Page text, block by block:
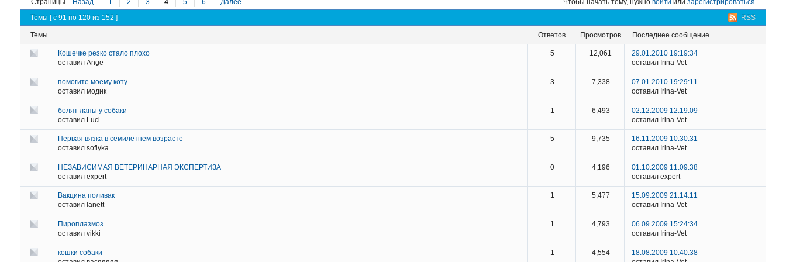
RSS
Темы [ с 91 по 120 из 152 ]
Темы ответов просмотров последнее сообщение
Кошечке резко стало плохо
оставил Ange
5 12,061
29.01.2010 19:19:34
оставил Irina-Vet
помогите моему коту
оставил модик
3 7,338
07.01.2010 19:29:11
оставил Irina-Vet
болят лапы у собаки
оставил Luci
1 6,493
02.12.2009 12:19:09
оставил Irina-Vet
Первая вязка в семилетнем возрасте
оставил sofiyka
5 9,735
16.11.2009 10:30:31
оставил Irina-Vet
НЕЗАВИСИМАЯ ВЕТЕРИНАРНАЯ ЭКСПЕРТИЗА
оставил expert
0 4,196
01.10.2009 11:09:38
оставил expert
Вакцина поливак
оставил lanett
1 5,477
15.09.2009 21:14:11
оставил Irina-Vet
Пироплазмоз
оставил vikki
1 4,793
06.09.2009 15:24:34
оставил Irina-Vet
кошки собаки
1 4,554
18.08.2009 10:40:38